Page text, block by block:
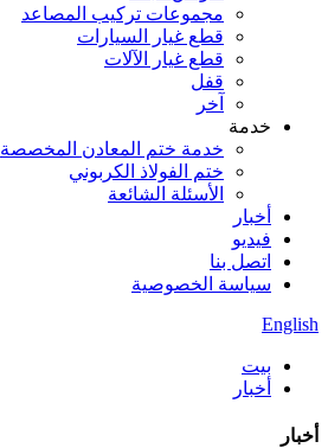
مجموعات تركيب المصاعد
قطع غيار السيارات
قطع غيار الآلات
قفل
آخر
خدمة
خدمة ختم المعادن المخصصة
ختم الفولاذ الكربوني
الأسئلة الشائعة
أخبار
فيديو
اتصل بنا
سياسة الخصوصية
English
بيت
أخبار
أخبار